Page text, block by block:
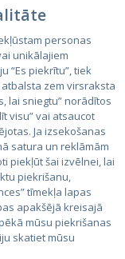
personas
unikālajiem
“Es piekrītu”, tiek
zem virsraksta
lai sniegtu” norādītos
visu” vai atsaucot
Ja izsekošanas
satura un reklāmām
piekļūt šai izvēlnei, lai
piekrišanu,
tīmekļa lapas
apakšējā kreisajā
mūsu piekrišanas
skatiet mūsu